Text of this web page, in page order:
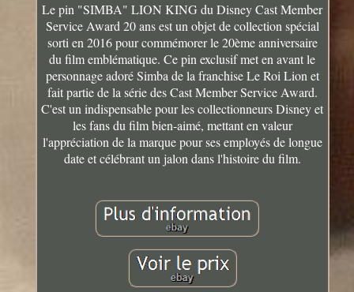
Le pin "SIMBA" LION KING du Disney Cast Member
Service Award 20 ans est un objet de collection spécial
sorti en 2016 pour commémorer le 20ème anniversaire
du film emblématique. Ce pin exclusif met en avant le
personnage adoré Simba de la franchise Le Roi Lion et
fait partie de la série des Cast Member Service Award.
C'est un indispensable pour les collectionneurs Disney et
les fans du film bien-aimé, mettant en valeur
l'appréciation de la marque pour ses employés de longue
date et célébrant un jalon dans l'histoire du film.